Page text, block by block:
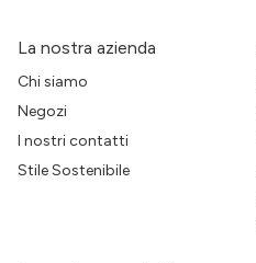
La nostra azienda
Chi siamo
Negozi
I nostri contatti
Stile Sostenibile